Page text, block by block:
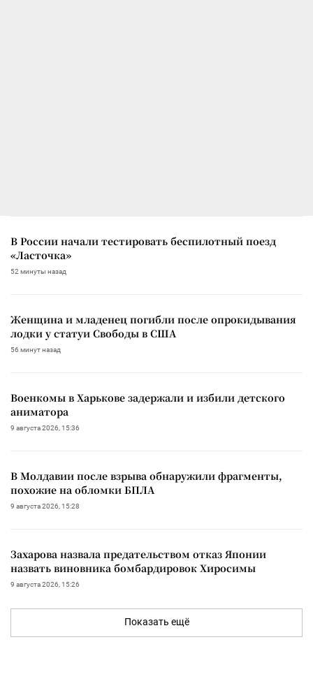
В России начали тестировать беспилотный поезд
«Ласточка»
52 минуты назад
Женщина и младенец погибли после опрокидывания
лодки у статуи Свободы в США
56 минут назад
Военкомы в Харькове задержали и избили детского
аниматора
9 августа 2026, 15:36
В Молдавии после взрыва обнаружили фрагменты,
похожие на обломки БПЛА
9 августа 2026, 15:28
Захарова назвала предательством отказ Японии
назвать виновника бомбардировок Хиросимы
9 августа 2026, 15:26
Показать ещё